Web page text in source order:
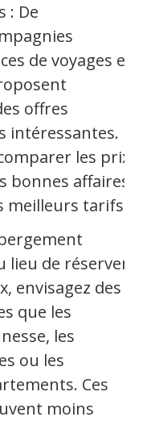
: De
de voyages et
offres
intéressantes.
les prix
bonnes affaires
tarifs.
lieu de réserver
envisagez des
que les
les
ou les
Ces
moins